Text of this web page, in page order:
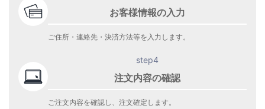
お客様情報の入力
ご住所・連絡先・決済方法等を入力します。
step4
注文内容の確認
ご注文内容を確認し、注文確定します。